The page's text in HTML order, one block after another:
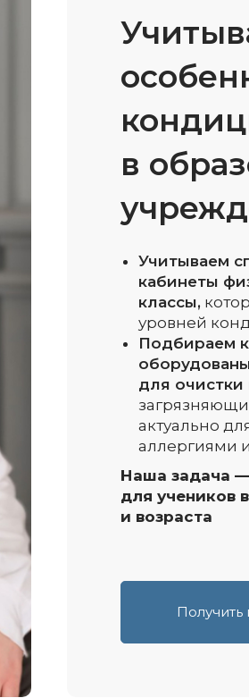
в
Учитываем
кабинеты
классы,
уровней
Подбираем
для очистки
актуально
аллергиями
Наша задача
для учеников
и возраста